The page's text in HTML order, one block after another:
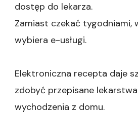
dostęp do lekarza.
Zamiast czekać tygodniami,
wybiera e-usługi.
Elektroniczna recepta daje
zdobyć przepisane
wychodzenia z domu.